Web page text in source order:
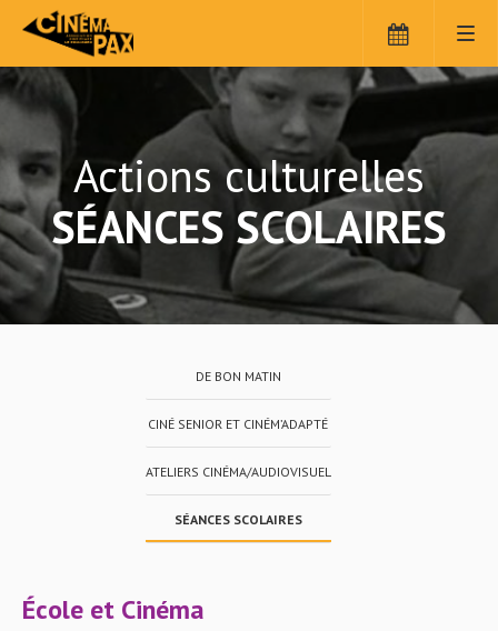
Actions culturelles
SÉANCES SCOLAIRES
DE BON MATIN
CINÉ SENIOR ET CINÉM’ADAPTÉ
ATELIERS CINÉMA/AUDIOVISUEL
SÉANCES SCOLAIRES
École et Cinéma